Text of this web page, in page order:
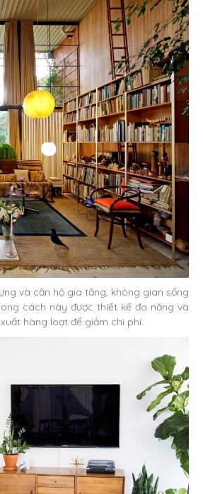
và căn hộ gia tăng, không gian sống
cách này được thiết kế đa năng và
hàng loạt để giảm chi phí.